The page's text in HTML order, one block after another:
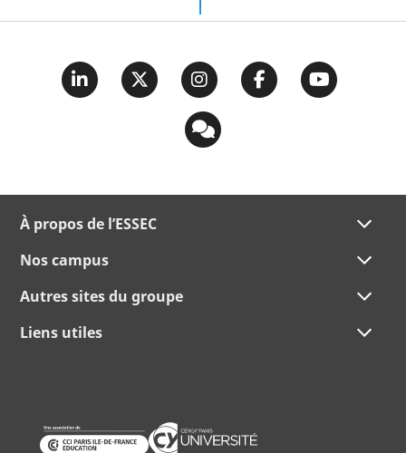
À propos de l’ESSEC
Nos campus
Autres sites du groupe
Liens utiles